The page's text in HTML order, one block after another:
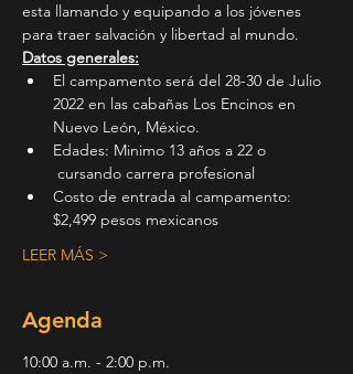
esta llamando y equipando a los jóvenes
para traer salvación y libertad al mundo.
Datos generales:
El campamento será del 28-30 de Julio
2022 en las cabañas Los Encinos en
Nuevo León, México.
Edades: Minimo 13 años a 22 o
cursando carrera profesional
Costo de entrada al campamento:
$2,499 pesos mexicanos
LEER MÁS >
Agenda
10:00 a.m. - 2:00 p.m.